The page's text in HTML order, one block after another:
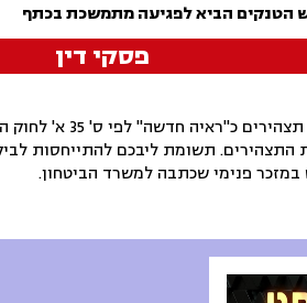
הטנקים הביא לפגיעה מתמשכת בכתף
פסקי דין
קבלת חוות דעת
התצהירים. תשומת ליבכם להתייחסות
פנימי שכתבה למשרד הביטחון.